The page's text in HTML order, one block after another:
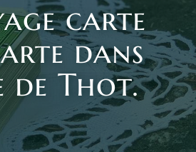
carte
dans
de Thot.